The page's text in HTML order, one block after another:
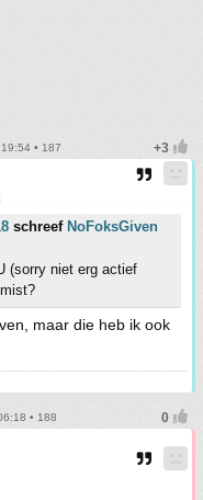
• 187
schreef NoFoksGiven
(sorry niet erg actief
maar die heb ik ook
• 188